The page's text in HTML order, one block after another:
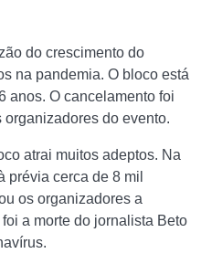
do crescimento do
na pandemia. O bloco está
anos. O cancelamento foi
organizadores do evento.
atrai muitos adeptos. Na
prévia cerca de 8 mil
os organizadores a
a morte do jornalista Beto